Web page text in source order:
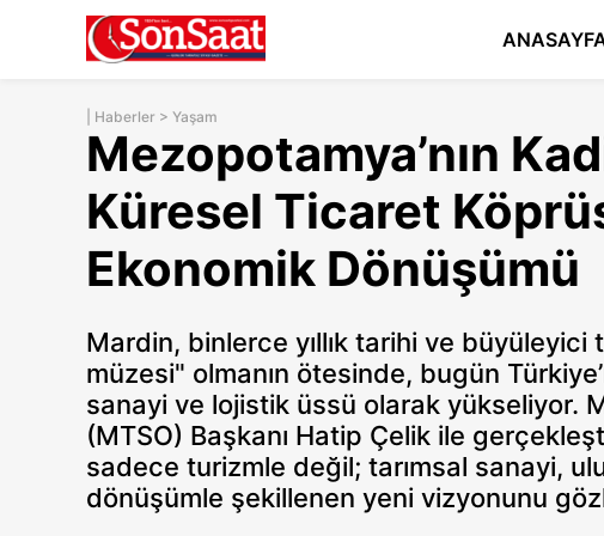
Haberler > Yaşam
Mezopotamya’nın
Küresel Ticaret
Ekonomik Dönüşümü
Mardin, binlerce yıllık tarihi ve büyüleyici
müzesi" olmanın ötesinde, bugün
sanayi ve lojistik üssü olarak yükseliyor.
(MTSO) Başkanı Hatip Çelik ile
sadece turizmle değil; tarımsal sanayi,
dönüşümle şekillenen yeni vizyonunu